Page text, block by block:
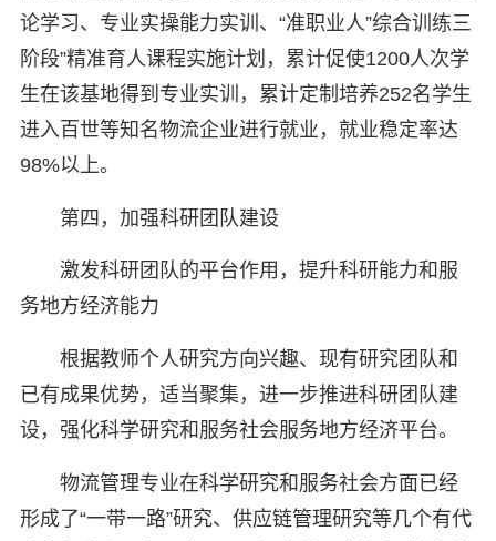
论学习、专业实操能力实训、“准职业人”综合训练三
阶段”精准育人课程实施计划，累计促使1200人次学
生在该基地得到专业实训，累计定制培养252名学生
进入百世等知名物流企业进行就业，就业稳定率达
98%以上。
第四，加强科研团队建设
激发科研团队的平台作用，提升科研能力和服
务地方经济能力
根据教师个人研究方向兴趣、现有研究团队和
已有成果优势，适当聚集，进一步推进科研团队建
设，强化科学研究和服务社会服务地方经济平台。
物流管理专业在科学研究和服务社会方面已经
形成了“一带一路”研究、供应链管理研究等几个有代